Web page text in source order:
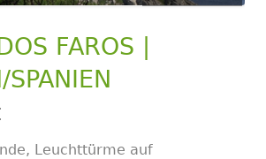
FAROS |
SPANIEN
Leuchttürme auf